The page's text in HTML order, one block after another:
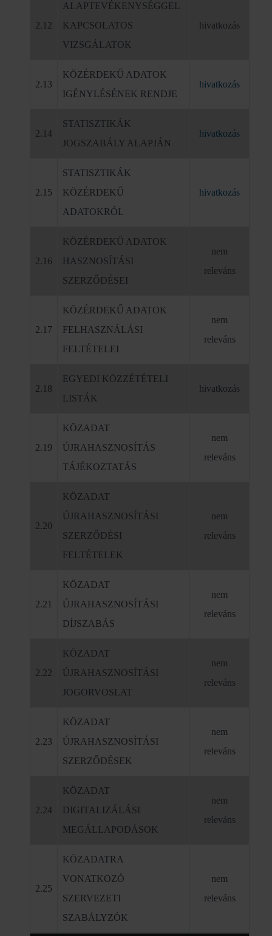
2.12
ALAPTEVÉKENYSÉGGEL
KAPCSOLATOS
VIZSGÁLATOK
hivatkozás
2.13
KÖZÉRDEKŰ ADATOK
IGÉNYLÉSÉNEK RENDJE
hivatkozás
2.14
STATISZTIKÁK
JOGSZABÁLY ALAPJÁN
hivatkozás
2.15
STATISZTIKÁK
KÖZÉRDEKŰ
ADATOKRÓL
hivatkozás
2.16
KÖZÉRDEKŰ ADATOK
HASZNOSÍTÁSI
SZERZŐDÉSEI
nem
releváns
2.17
KÖZÉRDEKŰ ADATOK
FELHASZNÁLÁSI
FELTÉTELEI
nem
releváns
2.18
EGYEDI KÖZZÉTÉTELI
LISTÁK
hivatkozás
2.19
KÖZADAT
ÚJRAHASZNOSÍTÁS
TÁJÉKOZTATÁS
nem
releváns
2.20
KÖZADAT
ÚJRAHASZNOSÍTÁSI
SZERZŐDÉSI
FELTÉTELEK
nem
releváns
2.21
KÖZADAT
ÚJRAHASZNOSÍTÁSI
DÍJSZABÁS
nem
releváns
2.22
KÖZADAT
ÚJRAHASZNOSÍTÁSI
JOGORVOSLAT
nem
releváns
2.23
KÖZADAT
ÚJRAHASZNOSÍTÁSI
SZERZŐDÉSEK
nem
releváns
2.24
KÖZADAT
DIGITALIZÁLÁSI
MEGÁLLAPODÁSOK
nem
releváns
2.25
KÖZADATRA
VONATKOZÓ
SZERVEZETI
SZABÁLYZÓK
nem
releváns